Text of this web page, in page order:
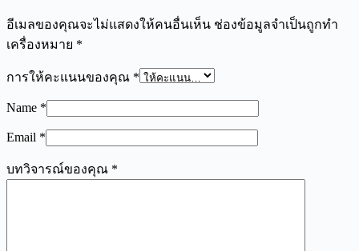
อีเมลของคุณจะไม่แสดงให้คนอื่นเห็น ช่องข้อมูลจำเป็นถูกทำ
เครื่องหมาย *
การให้คะแนนของคุณ *
Name *
Email *
บทวิจารณ์ของคุณ *